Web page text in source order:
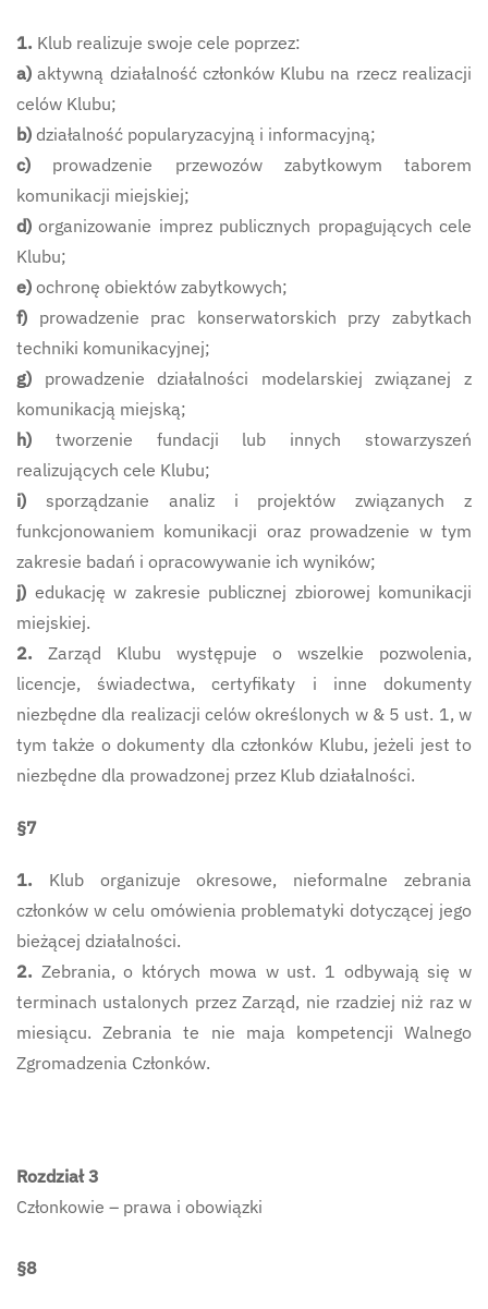
1. Klub realizuje swoje cele poprzez:
a) aktywną działalność członków Klubu na rzecz realizacji
celów Klubu;
b) działalność popularyzacyjną i informacyjną;
c)
prowadzenie przewozów zabytkowym taborem
komunikacji miejskiej;
d) organizowanie imprez publicznych propagujących cele
Klubu;
e) ochronę obiektów zabytkowych;
f) prowadzenie prac konserwatorskich przy zabytkach
techniki komunikacyjnej;
g)
prowadzenie działalności modelarskiej związanej z
komunikacją miejską;
h)
tworzenie fundacji lub innych stowarzyszeń
realizujących cele Klubu;
i)
sporządzanie analiz i projektów związanych z
funkcjonowaniem komunikacji oraz prowadzenie w tym
zakresie badań i opracowywanie ich wyników;
j) edukację w zakresie publicznej zbiorowej komunikacji
miejskiej.
2.
Zarząd Klubu występuje o wszelkie pozwolenia,
licencje, świadectwa, certyfikaty i inne dokumenty
niezbędne dla realizacji celów określonych w & 5 ust. 1, w
tym także o dokumenty dla członków Klubu, jeżeli jest to
niezbędne dla prowadzonej przez Klub działalności.
§7
1.
Klub organizuje okresowe, nieformalne zebrania
członków w celu omówienia problematyki dotyczącej jego
bieżącej działalności.
2. Zebrania, o których mowa w ust. 1 odbywają się w
terminach ustalonych przez Zarząd, nie rzadziej niż raz w
miesiącu. Zebrania te nie maja kompetencji Walnego
Zgromadzenia Członków.
Rozdział 3
Członkowie – prawa i obowiązki
§8